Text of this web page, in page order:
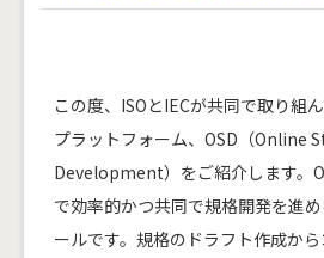
この度、ISOとIECが共同で取り組
プラットフォーム、OSD（Online
Development）をご紹介します。
で効率的かつ共同で規格開発を進
ールです。規格のドラフト作成か